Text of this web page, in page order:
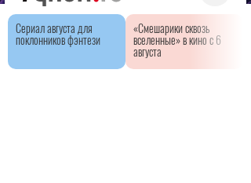
Сериал августа для
поклонников фэнтези
«Смешарики сквозь
вселенные» в кино с 6
августа